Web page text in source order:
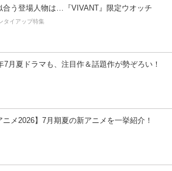
合う登場人物は…『VIVANT』限定ウオッチ
タイアップ特集
7月夏ドラマも、注目作＆話題作が勢ぞろい！
ニメ2026】7月期夏の新アニメを一挙紹介！